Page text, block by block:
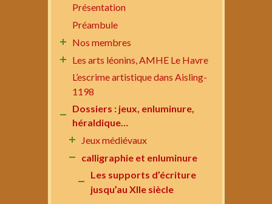
Présentation
Préambule
Nos membres
Les arts léonins, AMHE Le Havre
L’escrime artistique dans Aisling-
1198
Dossiers : jeux, enluminure,
héraldique…
Jeux médiévaux
calligraphie et enluminure
Les supports d’écriture
jusqu’au XIIe siècle